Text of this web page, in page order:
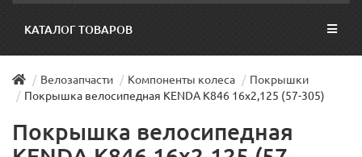
КАТАЛОГ ТОВАРОВ
Велозапчасти Компоненты колеса
Покрышки
Покрышка велосипедная KENDA K846 16x2,125 (57-305)
Покрышка велосипедная